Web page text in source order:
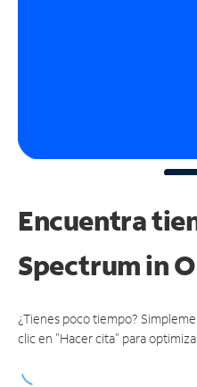
Encuentra
Spectrumin
¿Tienes poco tiempo?
clic en "Hacer cita" para